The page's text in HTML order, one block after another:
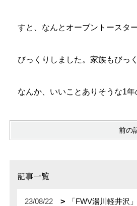
すと、なんとオーブントースタ
びっくりしました。家族もびっく
なんか、いいことありそうな1年
前の
記事一覧
23/08/22 「FWV湯川軽井沢